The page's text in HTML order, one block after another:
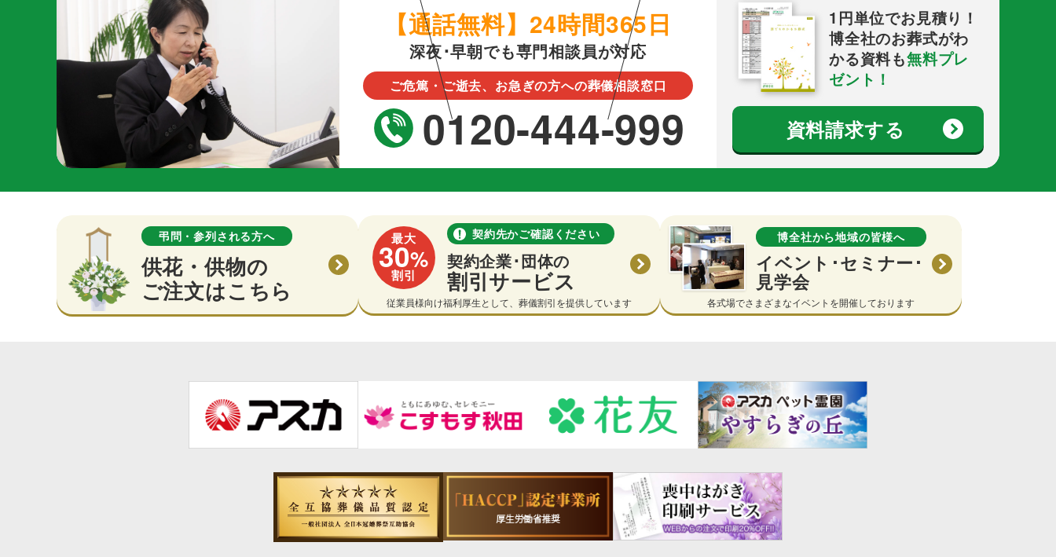
【通話無料】24時間365日
深夜･早朝でも専門相談員が対応
ご危篤・ご逝去、お急ぎの方への葬儀相談窓口
0120-444-999
1円単位でお見積り！
博全社のお葬式がわ
かる資料も無料プレ
ゼント！
資料請求する
弔問・参列される方へ
供花・供物の
ご注文はこちら
最大
30%
割引
契約先かご確認ください
契約企業･団体の
割引サービス
従業員様向け福利厚生として、葬儀割引を提供しています
博全社から地域の皆様へ
イベント･セミナー･
見学会
各式場でさまざまなイベントを開催しております